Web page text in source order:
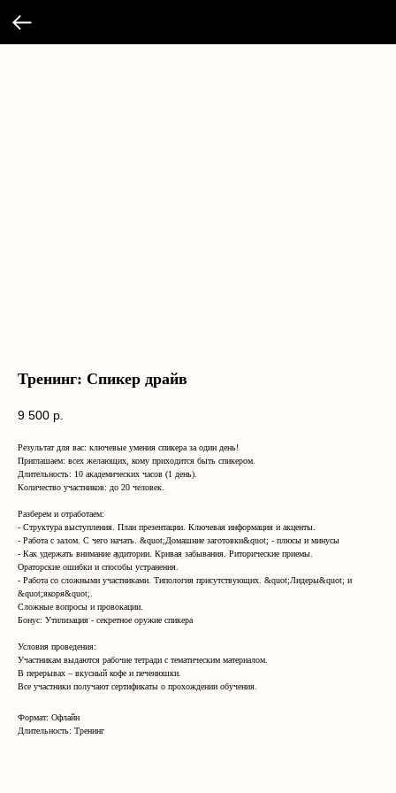
Тренинг: Спикер драйв
9 500 р.
Результат для вас: ключевые умения спикера за один день!
Приглашаем: всех желающих, кому приходится быть спикером.
Длительность: 10 академических часов (1 день).
Количество участников: до 20 человек.
Разберем и отработаем:
- Структура выступления. План презентации. Ключевая информация и акценты.
- Работа с залом. С чего начать. &quot;Домашние заготовки&quot; - плюсы и минусы
- Как удержать внимание аудитории. Кривая забывания. Риторические приемы.
Ораторские ошибки и способы устранения.
- Работа со сложными участниками. Типология присутствующих. &quot;Лидеры&quot; и
&quot;якоря&quot;.
Сложные вопросы и провокации.
Бонус: Утилизация - секретное оружие спикера
Условия проведения:
Участникам выдаются рабочие тетради с тематическим материалом.
В перерывах – вкусный кофе и печенюшки.
Все участники получают сертификаты о прохождении обучения.
Формат: Офлайн
Длительность: Тренинг